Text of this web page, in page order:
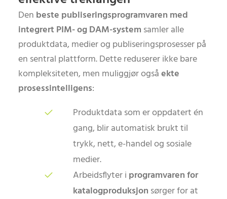
Den beste publiseringsprogramvaren med
integrert PIM- og DAM-system samler alle
produktdata, medier og publiseringsprosesser på
en sentral plattform. Dette reduserer ikke bare
kompleksiteten, men muliggjør ogsåekte
prosessintelligens:
Produktdata som er oppdatert én
gang, blir automatisk brukt til
trykk, nett, e-handel og sosiale
medier.
Arbeidsflyter i programvaren for
katalogproduksjon sørger for at